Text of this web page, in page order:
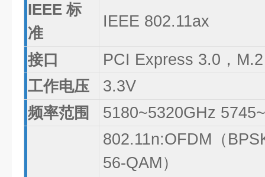
IEEE 标
准
IEEE 802.11ax
接口
PCI Express 3.0，
工作电压
3.3V
频率范围
5180~5320GHz
802.11n:OFDM（
56-QAM）